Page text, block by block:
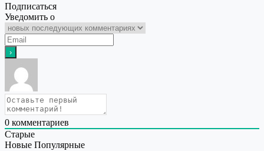
Подписаться
Уведомить о
0 комментариев
Старые
Новые Популярные